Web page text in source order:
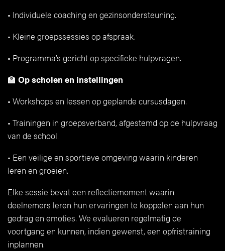
• Individuele coaching en gezinsondersteuning.
• Kleine groepssessies op afspraak.
• Programma’s gericht op specifieke hulpvragen.
🏫 Op scholen en instellingen
• Workshops en lessen op geplande cursusdagen.
• Trainingen in groepsverband, afgestemd op de hulpvraag
van de school.
• Een veilige en sportieve omgeving waarin kinderen
leren en groeien.
Elke sessie bevat een reflectiemoment waarin
deelnemers leren hun ervaringen te koppelen aan hun
gedrag en emoties. We evalueren regelmatig de
voortgang en kunnen, indien gewenst, een opfristraining
inplannen.